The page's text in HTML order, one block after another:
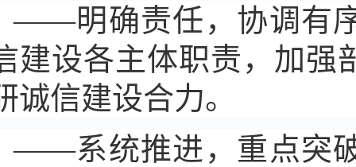
——明确责任，协调有
建设各主体职责，加强
诚信建设合力。
——系统推进，重点突